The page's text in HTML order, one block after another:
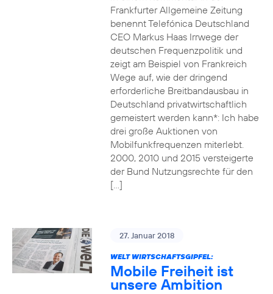
Frankfurter Allgemeine Zeitung
benennt Telefónica Deutschland
CEO Markus Haas Irrwege der
deutschen Frequenzpolitik und
zeigt am Beispiel von Frankreich
Wege auf, wie der dringend
erforderliche Breitbandausbau in
Deutschland privatwirtschaftlich
gemeistert werden kann*: Ich habe
drei große Auktionen von
Mobilfunkfrequenzen miterlebt.
2000, 2010 und 2015 versteigerte
der Bund Nutzungsrechte für den
[…]
27. Januar 2018
WELT WIRTSCHAFTSGIPFEL:
Mobile Freiheit ist
unsere Ambition